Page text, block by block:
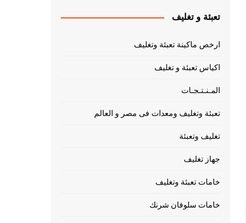
تعبئة و تغليف
ارخص ماكينة تعبئة وتغليف
اكياس تعبئة و تغليف
المـنـتـجـات
تعبئة وتغليف ومعدات فى مصر و العالم
تغليف وتعبئة
جهاز تغليف
خامات تعبئة وتغليف
خامات سلوفان شرنك